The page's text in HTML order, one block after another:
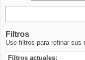
Filtros
Use filtros para refinar sus
Filtros actuales: